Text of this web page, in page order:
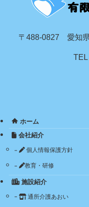
〒488-0827 愛知
ホーム
会社紹介
個人情報保護方針
教育・研修
施設紹介
通所介護あおい